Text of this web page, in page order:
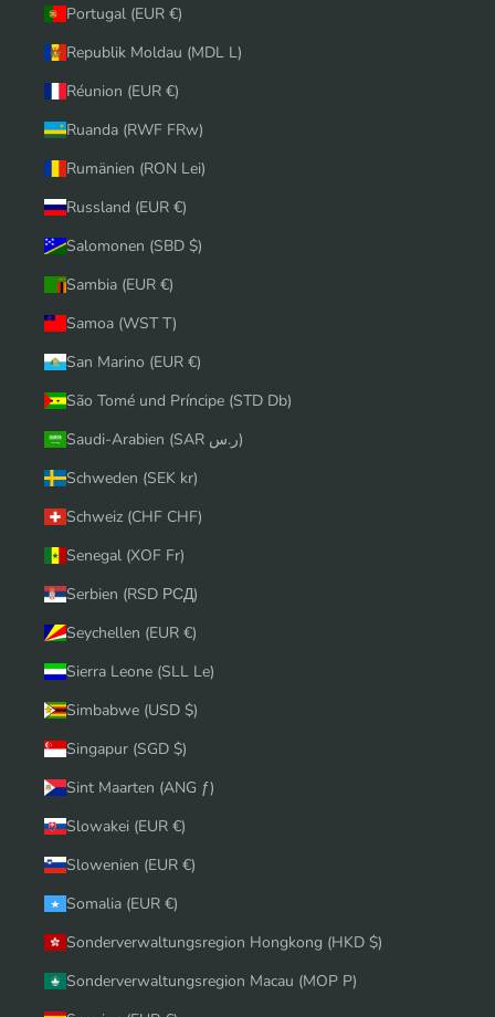
Portugal (EUR €)
Republik Moldau (MDL L)
Réunion (EUR €)
Ruanda (RWF FRw)
Rumänien (RON Lei)
Russland (EUR €)
Salomonen (SBD $)
Sambia (EUR €)
Samoa (WST T)
San Marino (EUR €)
São Tomé und Príncipe (STD Db)
Saudi-Arabien (SAR ر.س)
Schweden (SEK kr)
Schweiz (CHF CHF)
Senegal (XOF Fr)
Serbien (RSD РСД)
Seychellen (EUR €)
Sierra Leone (SLL Le)
Simbabwe (USD $)
Singapur (SGD $)
Sint Maarten (ANG ƒ)
Slowakei (EUR €)
Slowenien (EUR €)
Somalia (EUR €)
Sonderverwaltungsregion Hongkong (HKD $)
Sonderverwaltungsregion Macau (MOP P)